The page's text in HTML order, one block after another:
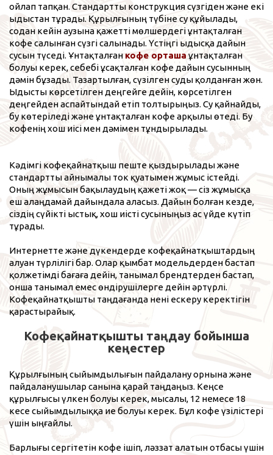
ойлап тапқан. Стандартты конструкция сүзгіден және екі
ыдыстан тұрады. Құрылғының түбіне су құйылады,
содан кейін аузына қажетті мөлшердегі ұнтақталған
кофе салынған сүзгі салынады. Үстіңгі ыдысқа дайын
сусын түседі. Ұнтақталған кофе орташа ұнтақталған
болуы керек, себебі ұсақталған кофе дайын сусынның
дәмін бұзады. Тазартылған, сүзілген суды қолданған жөн.
Ыдысты көрсетілген деңгейге дейін, көрсетілген
деңгейден аспайтындай етіп толтырыңыз. Су қайнайды,
бу көтеріледі және ұнтақталған кофе арқылы өтеді. Бу
кофенің хош иісі мен дәмімен тұндырылады.
Кәдімгі кофеқайнатқыш пеште қыздырылады және
стандартты айнымалы ток қуатымен жұмыс істейді.
Оның жұмысын бақылаудың қажеті жоқ — сіз жұмысқа
еш алаңдамай дайындала аласыз. Дайын болған кезде,
сіздің сүйікті ыстық, хош иісті сусыныңыз ас үйде күтіп
тұрады.
Интернетте және дүкендерде кофеқайнатқыштардың
алуан түрлілігі бар. Олар қымбат модельдерден бастап
қолжетімді бағаға дейін, танымал брендтерден бастап,
онша танымал емес өндірушілерге дейін әртүрлі.
Кофеқайнатқышты таңдағанда нені ескеру керектігін
қарастырайық.
Кофеқайнатқышты таңдау бойынша
кеңестер
Құрылғының сыйымдылығын пайдалану орнына және
пайдаланушылар санына қарай таңдаңыз. Кеңсе
құрылғысы үлкен болуы керек, мысалы, 12 немесе 18
кесе сыйымдылыққа ие болуы керек. Бұл кофе үзілістері
үшін ыңғайлы.
Барлығы сергітетін кофе ішіп, ләззат алатын отбасы үшін